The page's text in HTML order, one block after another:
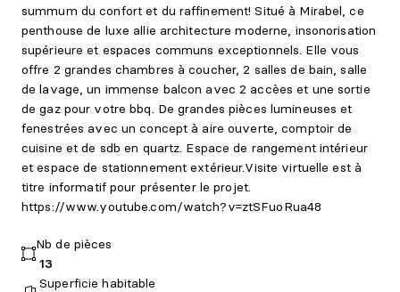
summum du confort et du raffinement! Situé à Mirabel, ce
penthouse de luxe allie architecture moderne, insonorisation
supérieure et espaces communs exceptionnels. Elle vous
offre 2 grandes chambres à coucher, 2 salles de bain, salle
de lavage, un immense balcon avec 2 accèes et une sortie
de gaz pour votre bbq. De grandes pièces lumineuses et
fenestrées avec un concept à aire ouverte, comptoir de
cuisine et de sdb en quartz. Espace de rangement intérieur
et espace de stationnement extérieur.Visite virtuelle est à
titre informatif pour présenter le projet.
https://www.youtube.com/watch?v=ztSFuoRua48
Nb de pièces
13
Superficie habitable